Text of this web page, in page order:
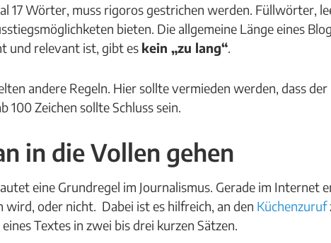
17 Wörter, muss rigoros gestrichen werden. Füllwörter,
bieten. Die allgemeine Länge eines
und relevant ist, gibt es kein „zu lang“.
andere Regeln. Hier sollte vermieden werden, dass der
100 Zeichen sollte Schluss sein.
in die Vollen gehen
eine Grundregel im Journalismus. Gerade im Internet
wird, oder nicht. Dabei ist es hilfreich, an den Küchenzuruf
eines Textes in zwei bis drei kurzen Sätzen.